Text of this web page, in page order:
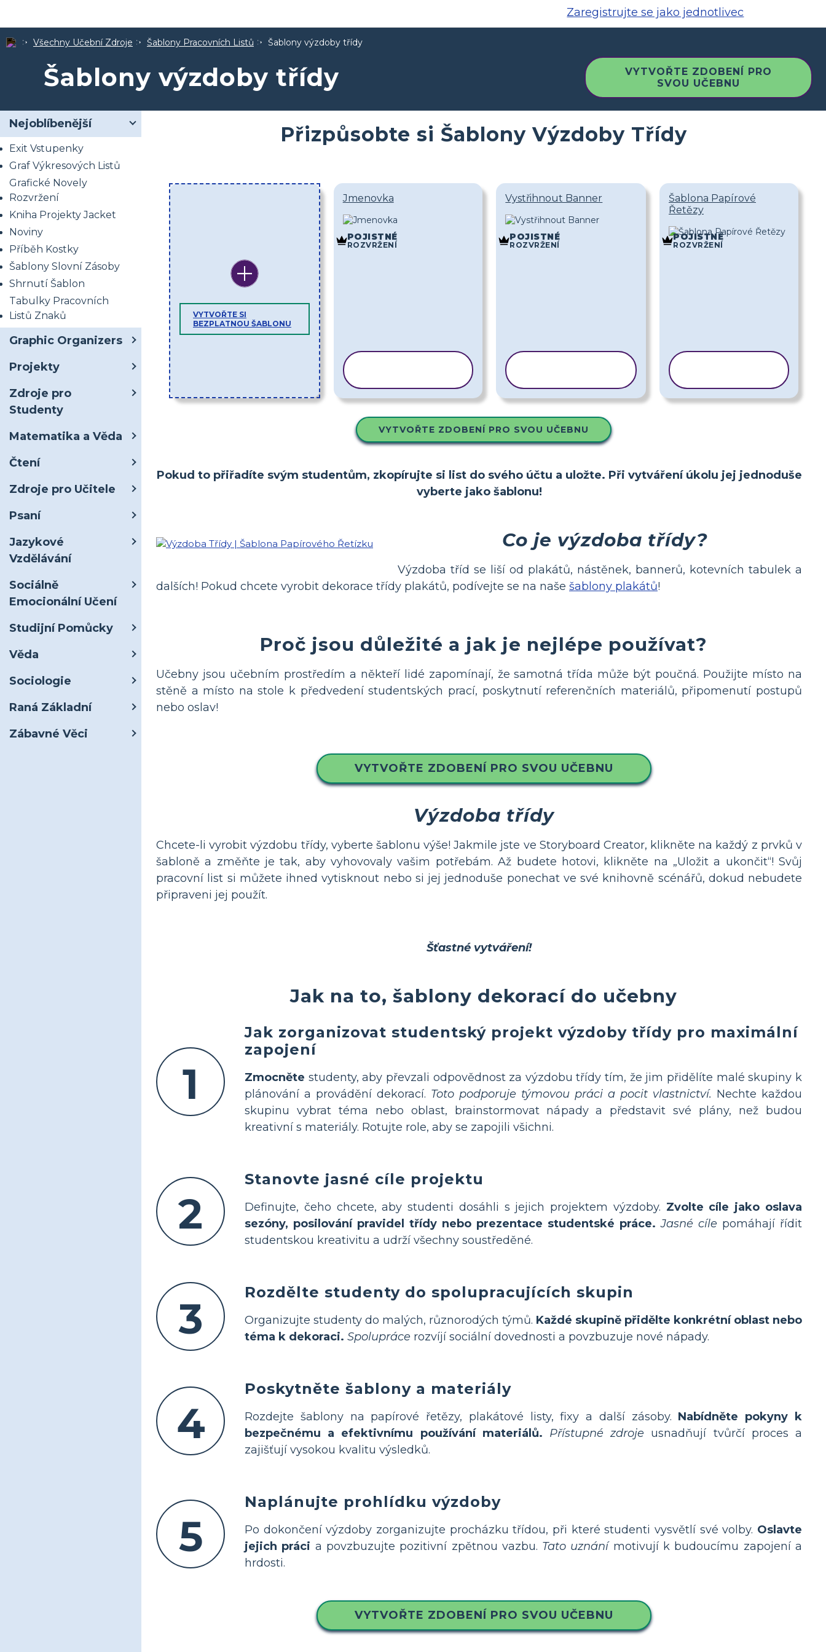
Zaregistrujte se jako jednotlivec
Všechny Učební Zdroje Šablony Pracovních Listů Šablony výzdoby třídy
Šablony výzdoby třídy
VYTVOŘTE ZDOBENÍ PRO
SVOU UČEBNU
Nejoblíbenější
Exit Vstupenky
Graf Výkresových Listů
Grafické Novely
Rozvržení
Kniha Projekty Jacket
Noviny
Příběh Kostky
Šablony Slovní Zásoby
Shrnutí Šablon
Tabulky Pracovních
Listů Znaků
Graphic Organizers
Projekty
Zdroje pro
Studenty
Matematika a Věda
Čtení
Zdroje pro Učitele
Psaní
Jazykové
Vzdělávání
Sociálně
Emocionální Učení
Studijní Pomůcky
Věda
Sociologie
Raná Základní
Zábavné Věci
Přizpůsobte si Šablony Výzdoby Třídy
VYTVOŘTE SI
BEZPLATNOU ŠABLONU
Jmenovka
POJISTNÉ
ROZVRŽENÍ
Vystřihnout Banner
POJISTNÉ
ROZVRŽENÍ
Šablona Papírové
Řetězy
POJISTNÉ
ROZVRŽENÍ
VYTVOŘTE ZDOBENÍ PRO SVOU UČEBNU
Pokud to přiřadíte svým studentům, zkopírujte si list do svého účtu a uložte. Při vytváření úkolu jej jednoduše
vyberte jako šablonu!
Co je výzdoba třídy?
Výzdoba tříd se liší od plakátů, nástěnek, bannerů, kotevních tabulek a
dalších! Pokud chcete vyrobit dekorace třídy plakátů, podívejte se na naše šablony plakátů!
Proč jsou důležité a jak je nejlépe používat?
Učebny jsou učebním prostředím a někteří lidé zapomínají, že samotná třída může být poučná. Použijte místo na
stěně a místo na stole k předvedení studentských prací, poskytnutí referenčních materiálů, připomenutí postupů
nebo oslav!
VYTVOŘTE ZDOBENÍ PRO SVOU UČEBNU
Výzdoba třídy
Chcete-li vyrobit výzdobu třídy, vyberte šablonu výše! Jakmile jste ve Storyboard Creator, klikněte na každý z prvků v
šabloně a změňte je tak, aby vyhovovaly vašim potřebám. Až budete hotovi, klikněte na „Uložit a ukončit“! Svůj
pracovní list si můžete ihned vytisknout nebo si jej jednoduše ponechat ve své knihovně scénářů, dokud nebudete
připraveni jej použít.
Šťastné vytváření!
Jak na to, šablony dekorací do učebny
1
Jak zorganizovat studentský projekt výzdoby třídy pro maximální
zapojení
Zmocněte studenty, aby převzali odpovědnost za výzdobu třídy tím, že jim přidělíte malé skupiny k
plánování a provádění dekorací. Toto podporuje týmovou práci a pocit vlastnictví. Nechte každou
skupinu vybrat téma nebo oblast, brainstormovat nápady a představit své plány, než budou
kreativní s materiály. Rotujte role, aby se zapojili všichni.
2
Stanovte jasné cíle projektu
Definujte, čeho chcete, aby studenti dosáhli s jejich projektem výzdoby. Zvolte cíle jako oslava
sezóny, posilování pravidel třídy nebo prezentace studentské práce. Jasné cíle pomáhají řídit
studentskou kreativitu a udrží všechny soustředěné.
3
Rozdělte studenty do spolupracujících skupin
Organizujte studenty do malých, různorodých týmů. Každé skupině přidělte konkrétní oblast nebo
téma k dekoraci. Spolupráce rozvíjí sociální dovednosti a povzbuzuje nové nápady.
4
Poskytněte šablony a materiály
Rozdejte šablony na papírové řetězy, plakátové listy, fixy a další zásoby. Nabídněte pokyny k
bezpečnému a efektivnímu používání materiálů. Přístupné zdroje usnadňují tvůrčí proces a
zajišťují vysokou kvalitu výsledků.
5
Naplánujte prohlídku výzdoby
Po dokončení výzdoby zorganizujte procházku třídou, při které studenti vysvětlí své volby. Oslavte
jejich práci a povzbuzujte pozitivní zpětnou vazbu. Tato uznánímotivují k budoucímu zapojení a
hrdosti.
VYTVOŘTE ZDOBENÍ PRO SVOU UČEBNU